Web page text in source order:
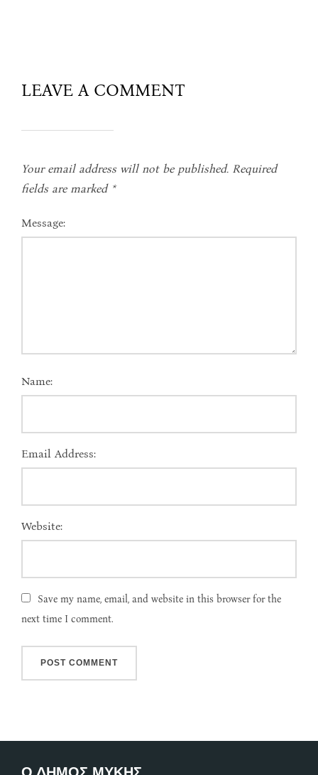
LEAVE A COMMENT
Your email address will not be published. Required
fields are marked *
Message:
Name:
Email Address:
Website:
Save my name, email, and website in this browser for the
next time I comment.